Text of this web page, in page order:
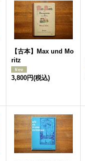
【古本】Max und Mo
ritz
3,800円(税込)